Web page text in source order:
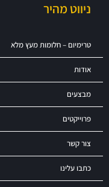
ניווט מהיר
טרימיום – חלומות מעץ מלא
אודות
מבצעים
פרוייקטים
צור קשר
כתבו עלינו